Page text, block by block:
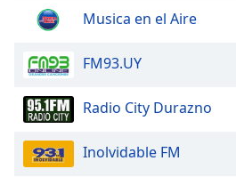
Musica en el Aire
FM93.UY
Radio City Durazno
Inolvidable FM